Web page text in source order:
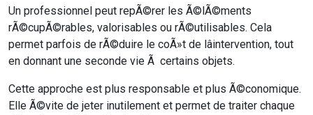
Un professionnel peut repÃ©rer les Ã©lÃ©ments
rÃ©cupÃ©rables, valorisables ou rÃ©utilisables. Cela
permet parfois de rÃ©duire le coÃ»t de lâintervention, tout
en donnant une seconde vie Ã certains objets.
Cette approche est plus responsable et plus Ã©conomique.
Elle Ã©vite de jeter inutilement et permet de traiter chaque